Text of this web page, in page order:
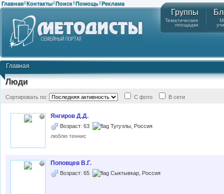
Главная | Контакты | Поиск | Помощь | Реклама
Группы
Тематические
площадки
Главная
Люди
Сортировать по: С фото В сети
Янгиров Д.Д.
Возраст: 63
Тугузлы, Россия
люблю теннис
Поповцев В.Г.
Возраст: 65 Сыктывкар, Россия